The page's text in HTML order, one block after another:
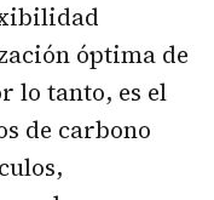
óptima de
lo tanto, es el
de carbono